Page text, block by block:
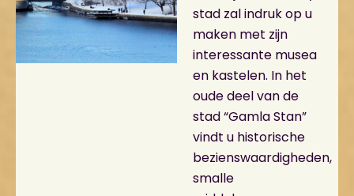
stad zal indruk op u
maken met zijn
interessante musea
en kastelen. In het
oude deel van de
stad “Gamla Stan”
vindt u historische
bezienswaardigheden,
smalle